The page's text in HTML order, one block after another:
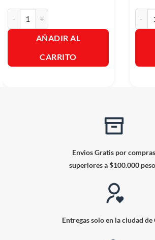
AÑADIR AL
CARRITO
Envios Gratis por compras
superiores a $100.000
Entregas solo en la ciudad de